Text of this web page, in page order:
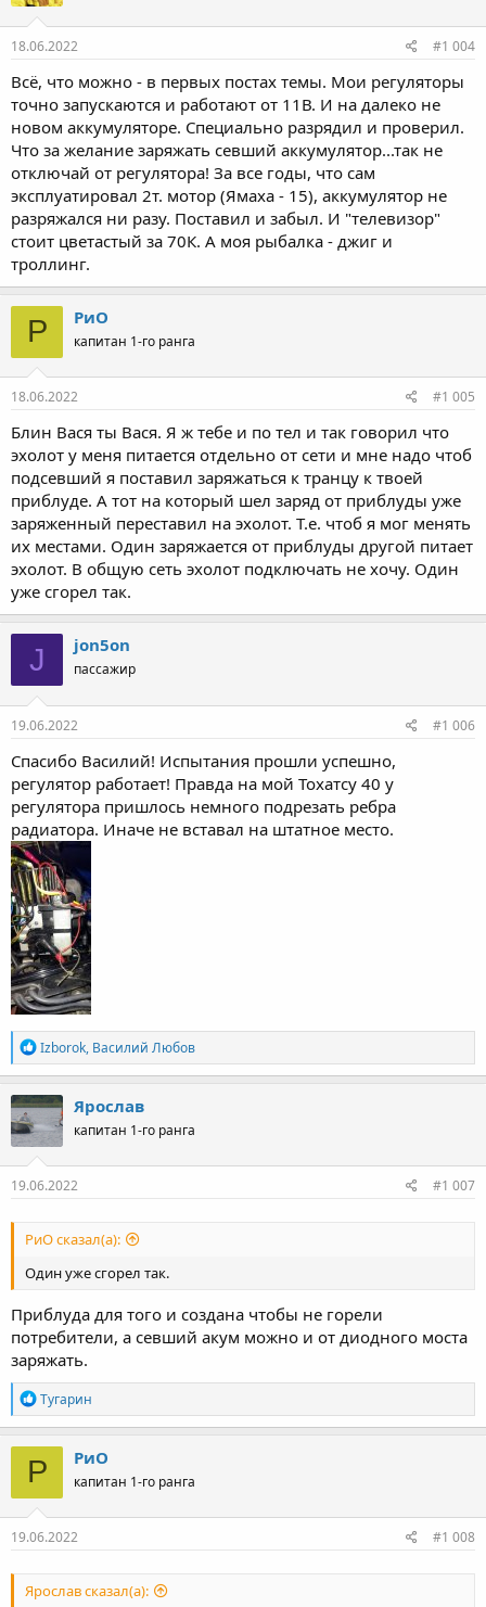
18.06.2022 #1 004
Всё, что можно - в первых постах темы. Мои регуляторы
точно запускаются и работают от 11В. И на далеко не
новом аккумуляторе. Специально разрядил и проверил.
Что за желание заряжать севший аккумулятор...так не
отключай от регулятора! За все годы, что сам
эксплуатировал 2т. мотор (Ямаха - 15), аккумулятор не
разряжался ни разу. Поставил и забыл. И "телевизор"
стоит цветастый за 70К. А моя рыбалка - джиг и
троллинг.
Р РиО
капитан 1-го ранга
18.06.2022 #1 005
Блин Вася ты Вася. Я ж тебе и по тел и так говорил что
эхолот у меня питается отдельно от сети и мне надо чтоб
подсевший я поставил заряжаться к транцу к твоей
приблуде. А тот на который шел заряд от приблуды уже
заряженный переставил на эхолот. Т.е. чтоб я мог менять
их местами. Один заряжается от приблуды другой питает
эхолот. В общую сеть эхолот подключать не хочу. Один
уже сгорел так.
J jon5on
пассажир
19.06.2022 #1 006
Спасибо Василий! Испытания прошли успешно,
регулятор работает! Правда на мой Тохатсу 40 у
регулятора пришлось немного подрезать ребра
радиатора. Иначе не вставал на штатное место.
Р
е
а
к
и
и
:
Izborok, Василий Любов
Ярослав
капитан 1-го ранга
19.06.2022 #1 007
РиО сказал(а):
Один уже сгорел так.
Приблуда для того и создана чтобы не горели
потребители, а севший акум можно и от диодного моста
заряжать.
Р
е
а
к
ц
и
:
Тугарин
Р РиО
капитан 1-го ранга
19.06.2022 #1 008
Ярослав сказал(а):